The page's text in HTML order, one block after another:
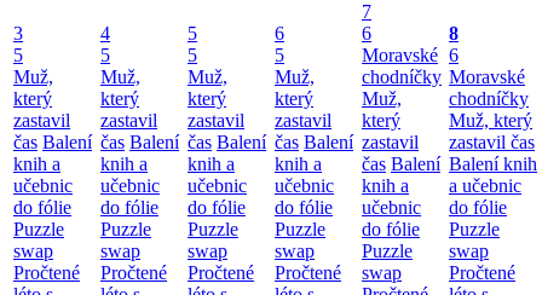
3
5
Muž,
který
zastavil
čas Balení
knih a
učebnic
do fólie
Puzzle
swap
Pročtené
4
5
Muž,
který
zastavil
čas Balení
knih a
učebnic
do fólie
Puzzle
swap
Pročtené
5
5
Muž,
který
zastavil
čas Balení
knih a
učebnic
do fólie
Puzzle
swap
Pročtené
6
5
Muž,
který
zastavil
čas Balení
knih a
učebnic
do fólie
Puzzle
swap
Pročtené
7
6
Moravské
chodníčky
Muž,
který
zastavil
čas Balení
knih a
učebnic
do fólie
Puzzle
swap
8
6
Moravské
chodníčky
Muž, který
zastavil čas
Balení knih
a učebnic
do fólie
Puzzle
swap
Pročtené